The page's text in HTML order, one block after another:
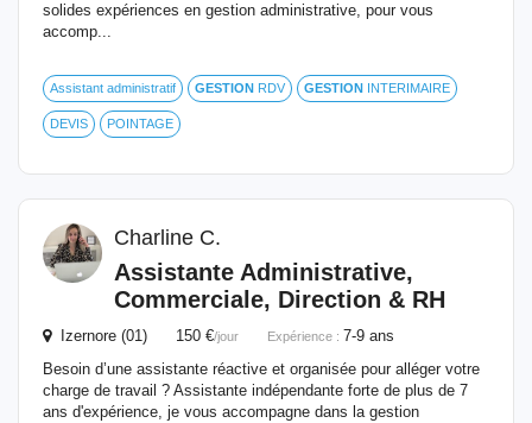
solides expériences en gestion administrative, pour vous
accomp...
Assistant administratif GESTION RDV GESTION INTERIMAIRE
DEVIS POINTAGE
Charline C.
Assistante Administrative,
Commerciale, Direction & RH
Izernore (01) 150 €/jour Expérience : 7-9 ans
Besoin d’une assistante réactive et organisée pour alléger votre
charge de travail ? Assistante indépendante forte de plus de 7
ans d'expérience, je vous accompagne dans la gestion